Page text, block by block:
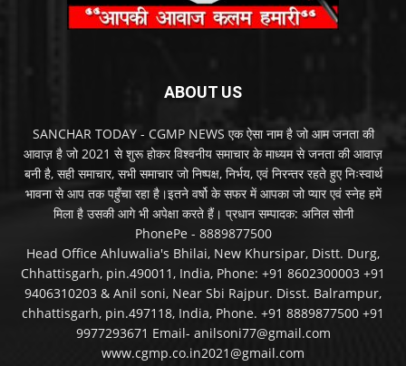
ABOUT US
SANCHAR TODAY - CGMP NEWS एक ऐसा नाम है जो आम जनता की
आवाज़ है जो 2021 से शुरू होकर विश्वनीय समाचार के माध्यम से जनता की आवाज़
बनी है, सही समाचार, सभी समाचार जो निष्पक्ष, निर्भय, एवं निरन्तर रहते हुए निःस्वार्थ
भावना से आप तक पहुँचा रहा है।इतने वर्षो के सफर में आपका जो प्यार एवं स्नेह हमें
मिला है उसकी आगे भी अपेक्षा करते हैं। प्रधान सम्पादक: अनिल सोनी
PhonePe - 8889877500
Head Office Ahluwalia's Bhilai, New Khursipar, Distt. Durg,
Chhattisgarh, pin.490011, India, Phone: +91 8602300003 +91
9406310203 & Anil soni, Near Sbi Rajpur. Disst. Balrampur,
chhattisgarh, pin.497118, India, Phone. +91 8889877500 +91
9977293671 Email- anilsoni77@gmail.com
www.cgmp.co.in2021@gmail.com